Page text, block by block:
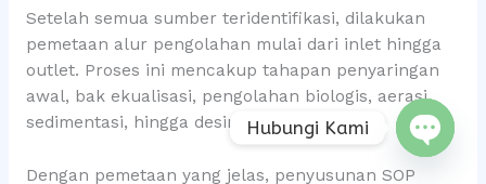
Setelah semua sumber teridentifikasi, dilakukan
pemetaan alur pengolahan mulai dari inlet hingga
outlet. Proses ini mencakup tahapan penyaringan
awal, bak ekualisasi, pengolahan biologis, aerasi,
sedimentasi, hingga desinfeksi.
Dengan pemetaan yang jelas, penyusunan SOP
Hubungi Kami
Open